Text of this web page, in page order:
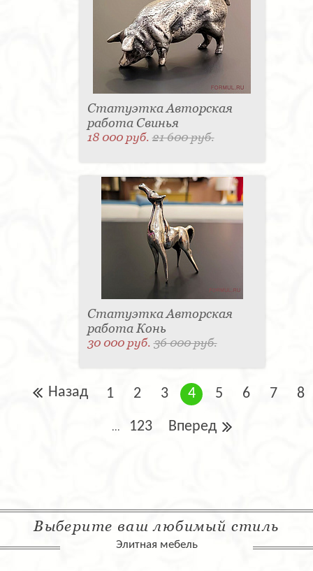
Статуэтка Авторская
работа Свинья
18 000 руб.21 600 руб.
Статуэтка Авторская
работа Конь
30 000 руб.36 000 руб.
Назад 1 2 3 4 5 6 7 8
... 123 Вперед
Выберите ваш любимый стиль
Элитная мебель